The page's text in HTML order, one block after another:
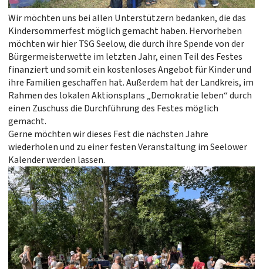
Wir möchten uns bei allen Unterstützern bedanken, die das
Kindersommerfest möglich gemacht haben. Hervorheben
möchten wir hier TSG Seelow, die durch ihre Spende von der
Bürgermeisterwette im letzten Jahr, einen Teil des Festes
finanziert und somit ein kostenloses Angebot für Kinder und
ihre Familien geschaffen hat. Außerdem hat der Landkreis, im
Rahmen des lokalen Aktionsplans „Demokratie leben“ durch
einen Zuschuss die Durchführung des Festes möglich
gemacht.
Gerne möchten wir dieses Fest die nächsten Jahre
wiederholen und zu einer festen Veranstaltung im Seelower
Kalender werden lassen.